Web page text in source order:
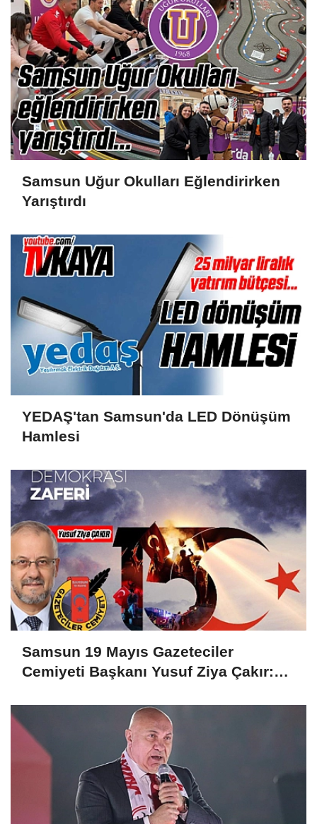
Samsun Uğur Okulları Eğlendirirken
Yarıştırdı
YEDAŞ'tan Samsun'da LED Dönüşüm
Hamlesi
Samsun 19 Mayıs Gazeteciler
Cemiyeti Başkanı Yusuf Ziya Çakır: